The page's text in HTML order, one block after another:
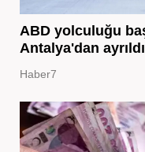
ABD yolculuğu
Antalya'dan ayrıldı
Haber7